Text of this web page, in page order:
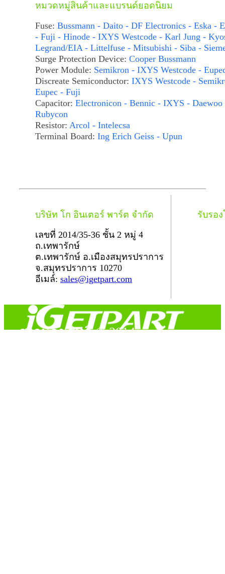
หมวดหมู่สินค้าและแบรนด์ยอดนิยม
Fuse: Bussmann - Daito - DF Electronics - Eska -
- Fuji - Hinode - IXYS Westcode - Karl Jung -
Legrand/EIA - Littelfuse - Mitsubishi - Siba -
Surge Protection Device: Cooper Bussmann
Power Module: Semikron - IXYS Westcode -
Discreate Semiconductor: IXYS Westcode -
Eupec - Fuji
Capacitor: Electronicon - Bennic - IXYS - Daewoo
Rubycon
Resistor: Arcol - Intelecsa
Terminal Board: Ing Erich Geiss - Upun
บริษัท โก อินเตอร์ พาร์ต จำกัด
เลขที่ 2014/35-36 ชั้น 2 หมู่ 4
ถ.เทพารักษ์
ต.เทพารักษ์ อ.เมืองสมุทรปราการ
จ.สมุทรปราการ 10270
อีเมล์: sales@igetpart.com
รับรอ
สงวนลิขสิทธิ์ © 2014